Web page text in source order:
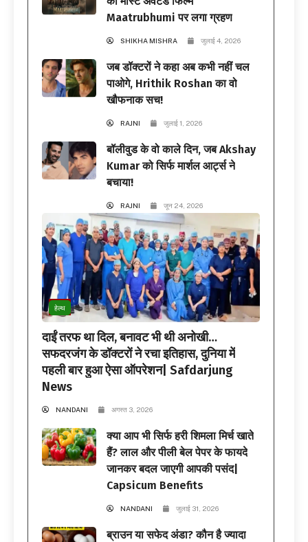
Maatrubhumi पर लगा ग्रहण
SHIKHA MISHRA जुलाई 4, 2026
जब डॉक्टरों ने कहा अब कभी नहीं चल
पाओगे, Hrithik Roshan का वो
खौफनाक सच!
RAJNI जुलाई 1, 2026
बॉलीवुड के वो काले दिन, जब Akshay
Kumar को सिर्फ मार्शल आर्ट्स ने
बचाया!
RAJNI जून 24, 2026
हेल्थ
दाईं तरफ था दिल, बनावट भी थी अनोखी…
सफदरजंग के डॉक्टरों ने रचा इतिहास, दुनिया में
पहली बार हुआ ऐसा ऑपरेशन| Safdarjung
News
NANDANI अगस्त 3, 2026
क्या आप भी सिर्फ हरी शिमला मिर्च खाते
हैं? लाल और पीली बेल पेपर के फायदे
जानकर बदल जाएगी आपकी पसंद|
Capsicum Benefits
NANDANI जुलाई 31, 2026
ब्राउन या सफेद अंडा? कौन है ज्यादा